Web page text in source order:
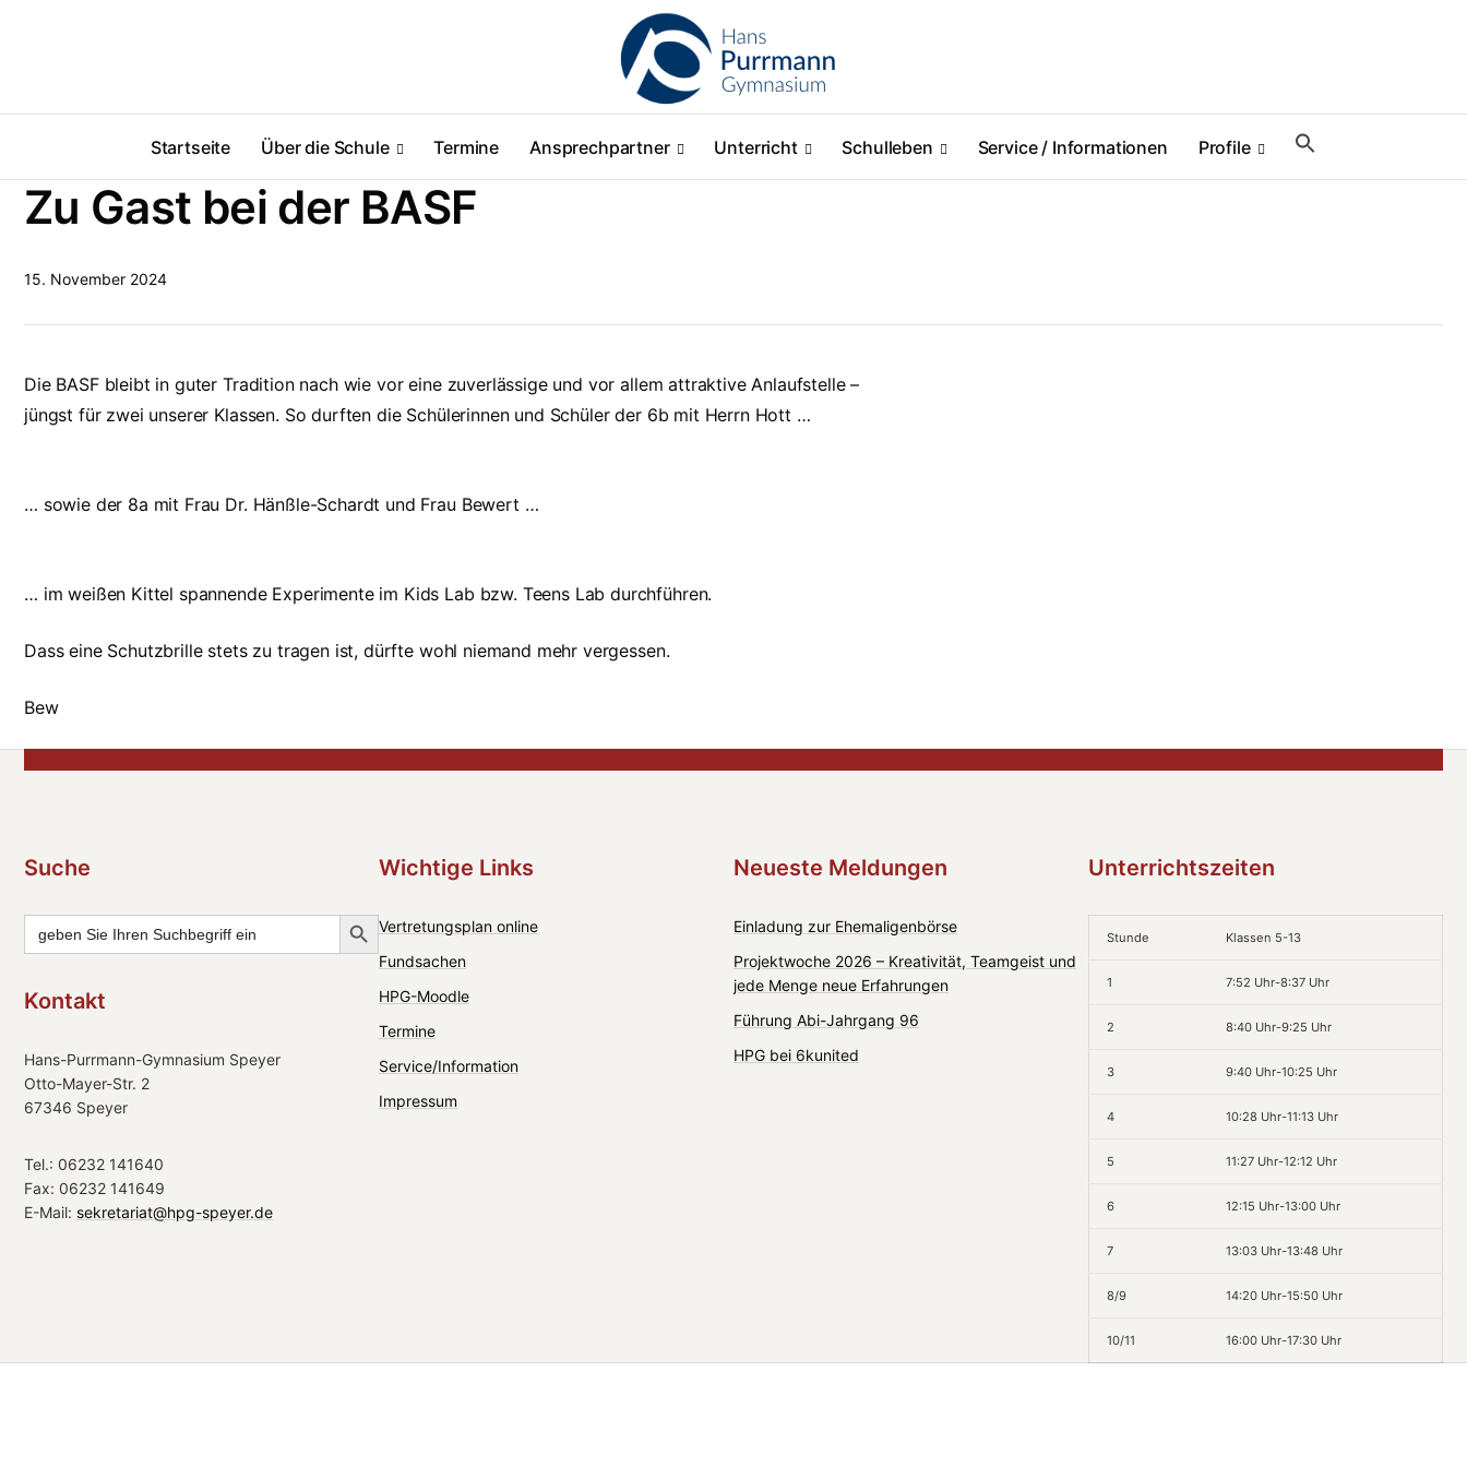
Startseite Über die Schule Termine Ansprechpartner Unterricht Schulleben Service / Informationen Profile
Zu Gast bei der BASF
15. November 2024
Die BASF bleibt in guter Tradition nach wie vor eine zuverlässige und vor allem attraktive Anlaufstelle –
jüngst für zwei unserer Klassen. So durften die Schülerinnen und Schüler der 6b mit Herrn Hott …
… sowie der 8a mit Frau Dr. Hänßle-Schardt und Frau Bewert …
… im weißen Kittel spannende Experimente im Kids Lab bzw. Teens Lab durchführen.
Dass eine Schutzbrille stets zu tragen ist, dürfte wohl niemand mehr vergessen.
Bew
Suche
Search
for:
Search Button
Kontakt
Hans-Purrmann-Gymnasium Speyer
Otto-Mayer-Str. 2
67346 Speyer
Tel.: 06232 141640
Fax: 06232 141649
E-Mail: sekretariat@hpg-speyer.de
Wichtige Links
Vertretungsplan online
Fundsachen
HPG-Moodle
Termine
Service/Information
Impressum
Neueste Meldungen
Einladung zur Ehemaligenbörse
Projektwoche 2026 – Kreativität, Teamgeist und
jede Menge neue Erfahrungen
Führung Abi-Jahrgang 96
HPG bei 6kunited
Unterrichtszeiten
Stunde Klassen 5-13
1 7:52 Uhr-8:37 Uhr
2 8:40 Uhr-9:25 Uhr
3 9:40 Uhr-10:25 Uhr
4 10:28 Uhr-11:13 Uhr
5 11:27 Uhr-12:12 Uhr
6 12:15 Uhr-13:00 Uhr
7 13:03 Uhr-13:48 Uhr
8/9 14:20 Uhr-15:50 Uhr
10/11 16:00 Uhr-17:30 Uhr